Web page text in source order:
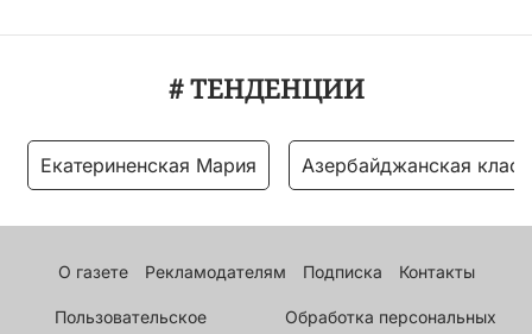
# ТЕНДЕНЦИИ
Екатериненская Мария Азербайджанская
О газете Рекламодателям Подписка Контакты
Пользовательское
Обработка персональных